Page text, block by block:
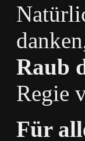
Raub
Regie
Für